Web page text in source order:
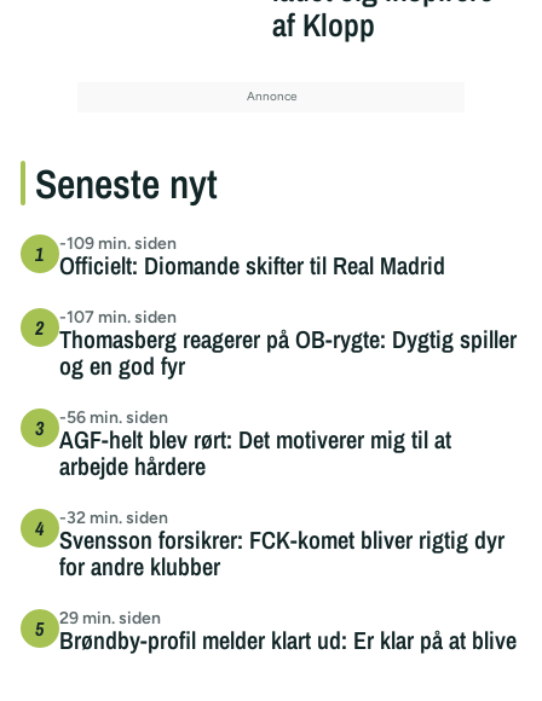
af Klopp
Seneste nyt
-109 min. siden
Officielt: Diomande skifter til Real Madrid
-107 min. siden
Thomasberg reagerer på OB-rygte: Dygtig spiller
og en god fyr
-56 min. siden
AGF-helt blev rørt: Det motiverer mig til at
arbejde hårdere
-32 min. siden
Svensson forsikrer: FCK-komet bliver rigtig dyr
for andre klubber
29 min. siden
Brøndby-profil melder klart ud: Er klar på at blive